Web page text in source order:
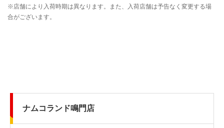
ナムコランド鳴門店